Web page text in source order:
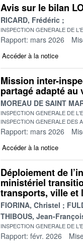
Avis sur le bilan
RICARD, Frédéric
INSPECTION GENERALE DE
Rapport: mars 2026
Accéder à la notice
Mission inter-
partagé adapté
MOREAU DE SAINT
INSPECTION GENERALE DE
INSPECTION GENERALE DES
Rapport: mars 2026
Accéder à la notice
Déploiement de
ministériel
transports, ville et
FIORINA, Christel
THIBOUS, Jean-
INSPECTION GENERALE DE
Rapport: févr. 2026